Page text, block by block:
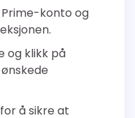
Prime-konto og
og klikk på
å sikre at